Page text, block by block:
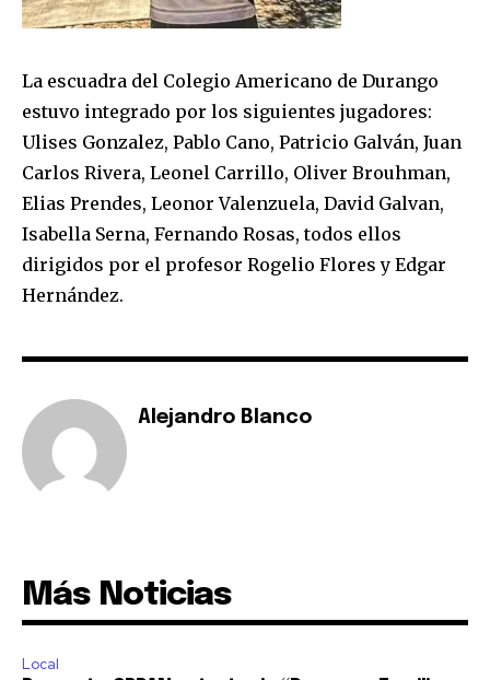
La escuadra del Colegio Americano de Durango
estuvo integrado por los siguientes jugadores:
Ulises Gonzalez, Pablo Cano, Patricio Galván, Juan
Carlos Rivera, Leonel Carrillo, Oliver Brouhman,
Elias Prendes, Leonor Valenzuela, David Galvan,
Isabella Serna, Fernando Rosas, todos ellos
dirigidos por el profesor Rogelio Flores y Edgar
Hernández.
Alejandro Blanco
Más Noticias
Local